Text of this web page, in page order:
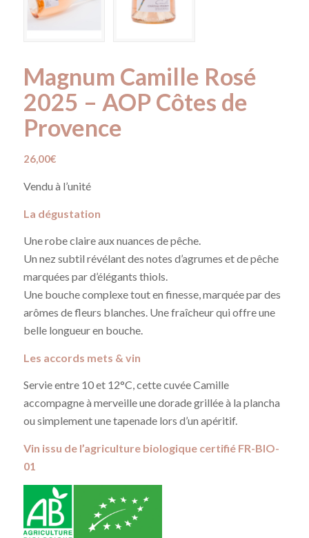
Magnum Camille Rosé
2025 – AOP Côtes de
Provence
26,00€
Vendu à l’unité
La dégustation
Une robe claire aux nuances de pêche.
Un nez subtil révélant des notes d’agrumes et de pêche
marquées par d’élégants thiols.
Une bouche complexe tout en finesse, marquée par des
arômes de fleurs blanches. Une fraîcheur qui offre une
belle longueur en bouche.
Les accords mets & vin
Servie entre 10 et 12°C, cette cuvée Camille
accompagne à merveille une dorade grillée à la plancha
ou simplement une tapenade lors d’un apéritif.
Vin issu de l’agriculture biologique certifié FR-BIO-
01